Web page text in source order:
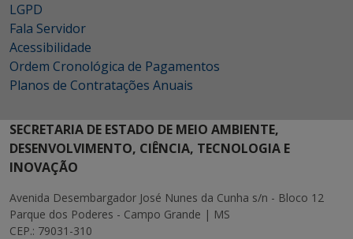
LGPD
Fala Servidor
Acessibilidade
Ordem Cronológica de Pagamentos
Planos de Contratações Anuais
SECRETARIA DE ESTADO DE MEIO AMBIENTE,
DESENVOLVIMENTO, CIÊNCIA, TECNOLOGIA E
INOVAÇÃO
Avenida Desembargador José Nunes da Cunha s/n - Bloco 12
Parque dos Poderes - Campo Grande | MS
CEP.: 79031-310